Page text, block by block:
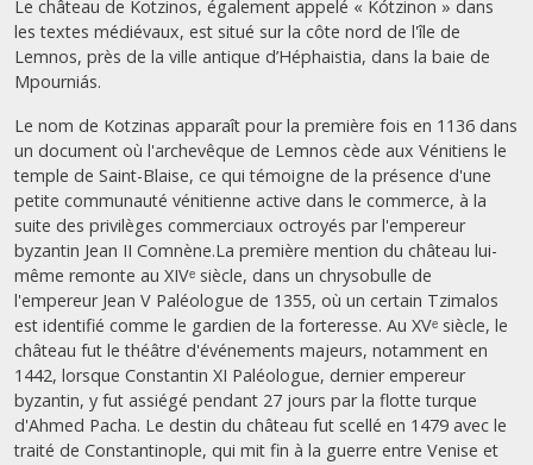
Le château de Kotzinos, également appelé « Kótzinon » dans
les textes médiévaux, est situé sur la côte nord de l'île de
Lemnos, près de la ville antique d’Héphaistia, dans la baie de
Mpourniás.
Le nom de Kotzinas apparaît pour la première fois en 1136 dans
un document où l'archevêque de Lemnos cède aux Vénitiens le
temple de Saint-Blaise, ce qui témoigne de la présence d'une
petite communauté vénitienne active dans le commerce, à la
suite des privilèges commerciaux octroyés par l'empereur
byzantin Jean II Comnène.La première mention du château lui-
même remonte au XIVᵉ siècle, dans un chrysobulle de
l'empereur Jean V Paléologue de 1355, où un certain Tzimalos
est identifié comme le gardien de la forteresse. Au XVᵉ siècle, le
château fut le théâtre d'événements majeurs, notamment en
1442, lorsque Constantin XI Paléologue, dernier empereur
byzantin, y fut assiégé pendant 27 jours par la flotte turque
d'Ahmed Pacha. Le destin du château fut scellé en 1479 avec le
traité de Constantinople, qui mit fin à la guerre entre Venise et